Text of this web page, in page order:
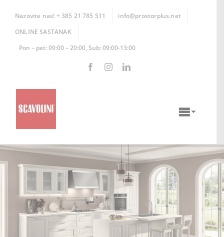
Nazovite nas! + 385 21 785 511
info@prostorplus.net
ONLINE SASTANAK
Pon – pet: 09:00 – 20:00, Sub: 09:00-13:00
Toggle
KUHINJE
DNEVNI BORAVCI
STOLOVI I STOLICE